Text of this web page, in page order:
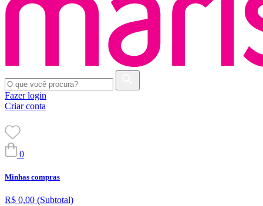
Fazer login
Criar conta
0
Minhas compras
R$ 0,00 (Subtotal)